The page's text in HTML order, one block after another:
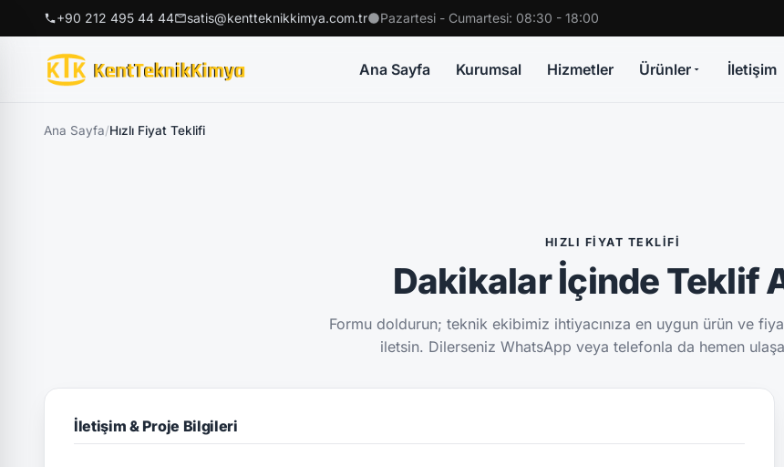
+90 212 495 44 44 satis@kentteknikkimya.com.tr Pazartesi - Cumartesi: 08:30 - 18:00
Ana Sayfa Kurumsal Hizmetler Ürünler İletişim
Ana Sayfa/Hızlı Fiyat Teklifi
HIZLI FIYAT TEKLIFI
Dakikalar İçinde Teklif
Formu doldurun; teknik ekibimiz ihtiyacınıza en uygun ürün ve
iletsin. Dilerseniz WhatsApp veya telefonla da hemen
İletişim & Proje Bilgileri